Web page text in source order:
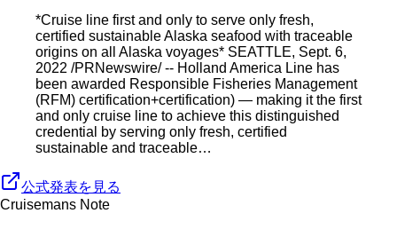
*Cruise line first and only to serve only fresh,
certified sustainable Alaska seafood with traceable
origins on all Alaska voyages* SEATTLE, Sept. 6,
2022 /PRNewswire/ -- Holland America Line has
been awarded Responsible Fisheries Management
(RFM) certification+certification) — making it the first
and only cruise line to achieve this distinguished
credential by serving only fresh, certified
sustainable and traceable…
公式発表を見る
Cruisemans Note